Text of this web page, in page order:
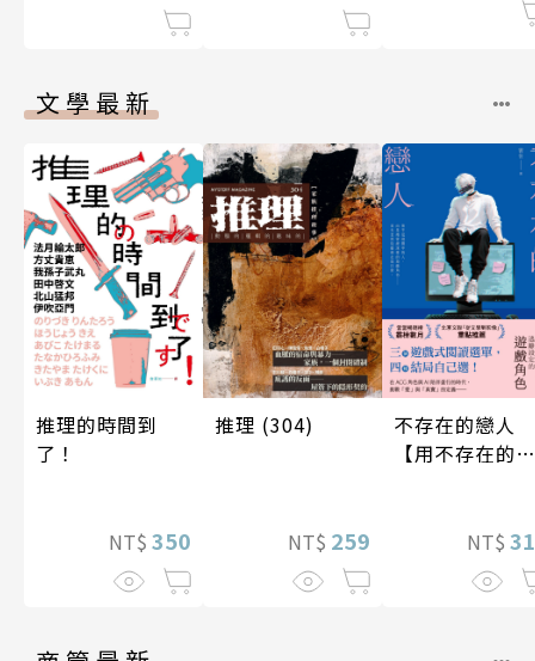
文學最新
推理的時間到
了！
NT$ 350
推理 (304)
NT$ 259
不存在的戀人
【用不存在的
NT$